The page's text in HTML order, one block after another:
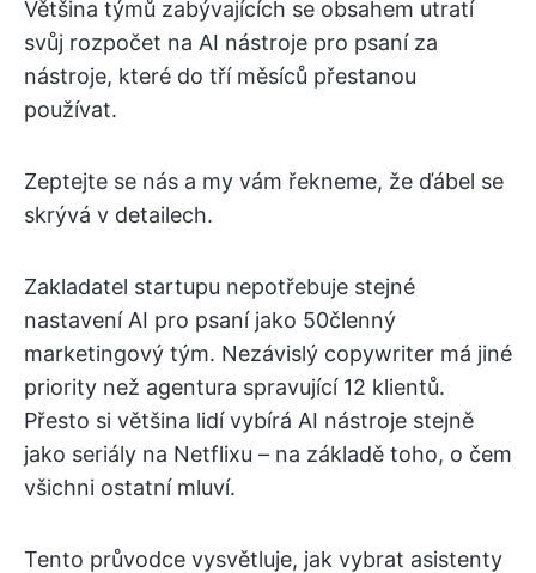
Většina týmů zabývajících se obsahem utratí
svůj rozpočet na AI nástroje pro psaní za
nástroje, které do tří měsíců přestanou
používat.
Zeptejte se nás a my vám řekneme, že ďábel se
skrývá v detailech.
Zakladatel startupu nepotřebuje stejné
nastavení AI pro psaní jako 50členný
marketingový tým. Nezávislý copywriter má jiné
priority než agentura spravující 12 klientů.
Přesto si většina lidí vybírá AI nástroje stejně
jako seriály na Netflixu – na základě toho, o čem
všichni ostatní mluví.
Tento průvodce vysvětluje, jak vybrat asistenty